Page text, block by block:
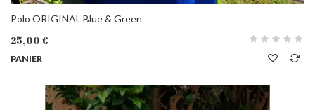
Polo ORIGINAL Blue & Green
25,00 €
PANIER